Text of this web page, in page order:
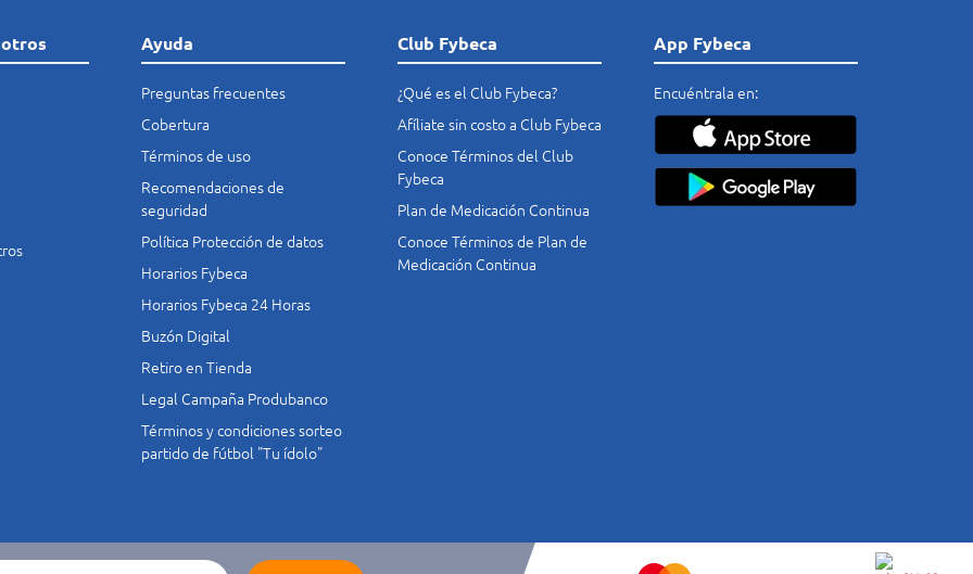
Ayuda
Preguntas frecuentes
Cobertura
Términos de uso
Recomendaciones de
seguridad
Política Protección de datos
Horarios Fybeca
Horarios Fybeca 24 Horas
Buzón Digital
Retiro en Tienda
Legal Campaña Produbanco
Términos y condiciones sorteo
partido de fútbol "Tu ídolo"
Club Fybeca
¿Qué es el Club Fybeca?
Afíliate sin costo a Club Fybeca
Conoce Términos del Club
Fybeca
Plan de Medicación Continua
Conoce Términos de Plan de
Medicación Continua
App Fybeca
Encuéntrala en: